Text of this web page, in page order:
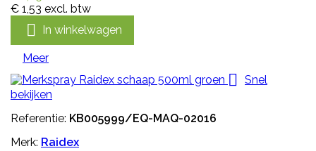
€ 1,53 excl. btw
 In winkelwagen
Meer

Snel
bekijken
Referentie: KB005999/EQ-MAQ-02016
Merk: Raidex